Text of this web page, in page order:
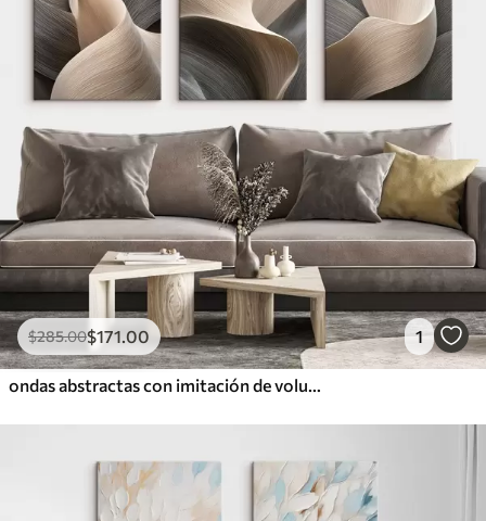
$285.00$171.00 1
ondas abstractas con imitación de volumen